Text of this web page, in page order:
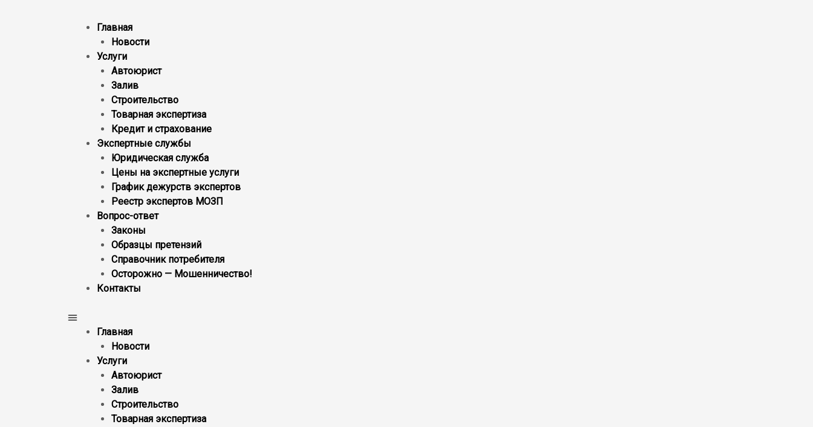
Главная
Новости
Услуги
Автоюрист
Залив
Строительство
Товарная экспертиза
Кредит и страхование
Экспертные службы
Юридическая служба
Цены на экспертные услуги
График дежурств экспертов
Реестр экcпертов МОЗП
Вопрос-ответ
Законы
Образцы претензий
Справочник потребителя
Осторожно — Мошенничество!
Контакты
Главная
Новости
Услуги
Автоюрист
Залив
Строительство
Товарная экспертиза